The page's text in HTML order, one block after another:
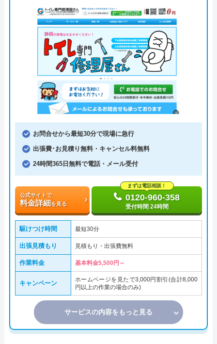
お問合せから最短30分で現場に急行
出張費･お見積り無料・キャンセル料無料
24時間365日無料で電話・メール受付
公式サイトで
料金詳細を見る
まずは電話相談！
0120-960-358
受付時間 24時間
駆けつけ時間 最短30分
出張見積もり 見積もり・出張費無料
作業料金 基本料金5,500円～
キャンペーン
ホームページを見たで3,000円割引(合計8,000
円以上の作業の場合のみ)
サービスの内容をもっと見る